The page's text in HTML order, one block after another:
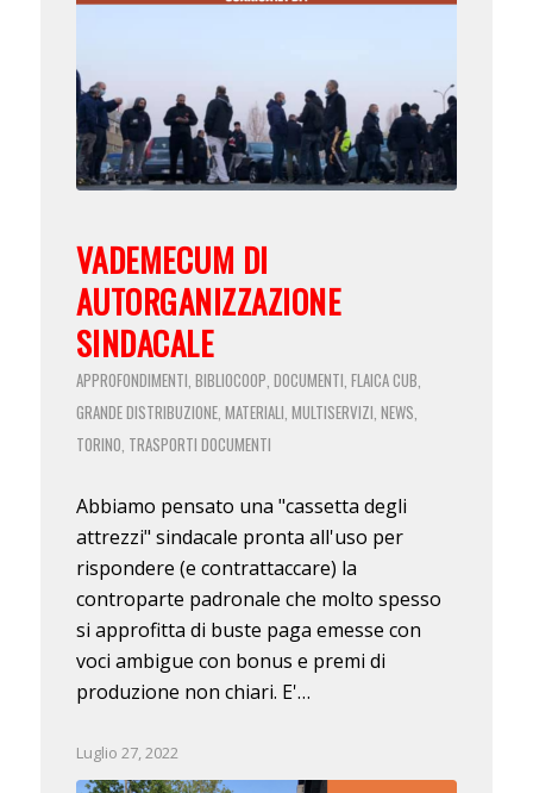
VADEMECUM DI
AUTORGANIZZAZIONE
SINDACALE
APPROFONDIMENTI, BIBLIOCOOP, DOCUMENTI, FLAICA CUB,
GRANDE DISTRIBUZIONE, MATERIALI, MULTISERVIZI, NEWS,
TORINO, TRASPORTI DOCUMENTI
Abbiamo pensato una "cassetta degli
attrezzi" sindacale pronta all'uso per
rispondere (e contrattaccare) la
controparte padronale che molto spesso
si approfitta di buste paga emesse con
voci ambigue con bonus e premi di
produzione non chiari. E'…
Luglio 27, 2022